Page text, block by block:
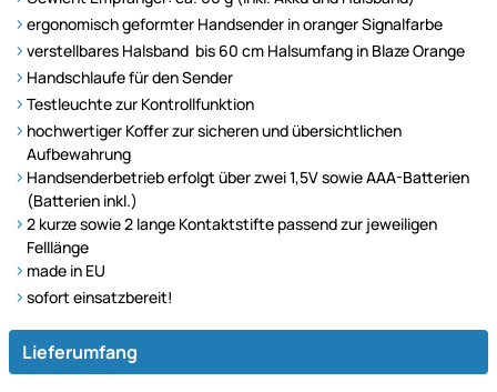
ergonomisch geformter Handsender in oranger Signalfarbe
verstellbares Halsband bis 60 cm Halsumfang in Blaze Orange
Handschlaufe für den Sender
Testleuchte zur Kontrollfunktion
hochwertiger Koffer zur sicheren und übersichtlichen
Aufbewahrung
Handsenderbetrieb erfolgt über zwei 1,5V sowie AAA-Batterien
(Batterien inkl.)
2 kurze sowie 2 lange Kontaktstifte passend zur jeweiligen
Felllänge
made in EU
sofort einsatzbereit!
Lieferumfang